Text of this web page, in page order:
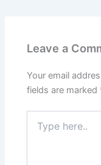
Leave a
Your email
fields are marked
here..